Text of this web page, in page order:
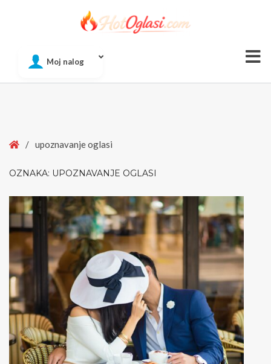
Moj nalog
Home
/ upoznavanje oglasi
OZNAKA: UPOZNAVANJE OGLASI